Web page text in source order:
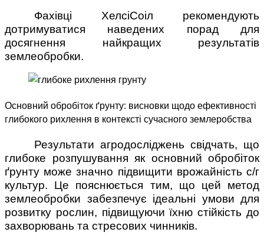
Фахівці ХелсіСоіл рекомендують
дотримуватися наведених порад для
досягнення найкращих результатів
землеобробки.
Основний обробіток ґрунту: висновки щодо ефективності
глибокого рихлення в контексті сучасного землеробства
Результати агродосліджень свідчать, що
глибоке розпушування як основний обробіток
ґрунту може значно підвищити врожайність с/г
культур. Це пояснюється тим, що цей метод
землеобробки забезпечує ідеальні умови для
розвитку рослин, підвищуючи їхню стійкість до
захворювань та стресових чинників.